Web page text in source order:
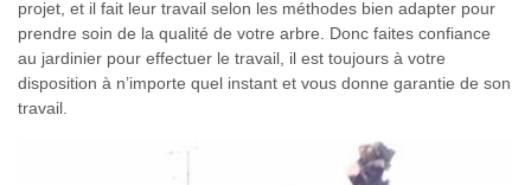
projet, et il fait leur travail selon les méthodes bien adapter pour
prendre soin de la qualité de votre arbre. Donc faites confiance
au jardinier pour effectuer le travail, il est toujours à votre
disposition à n’importe quel instant et vous donne garantie de son
travail.